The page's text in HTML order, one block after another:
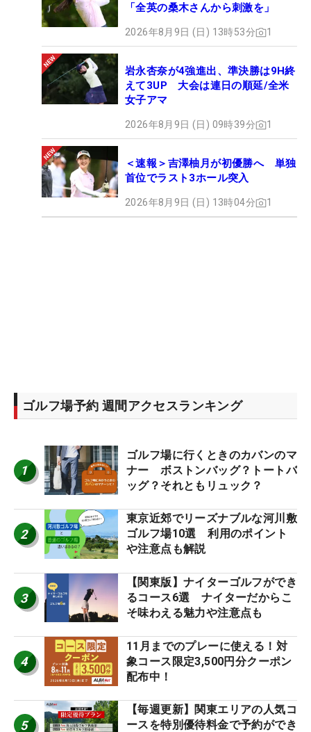
「全英の桑木さんから刺激を」
2026年8月9日 (日) 13時53分 1
岩永杏奈が4強進出、準決勝は9H終
えて3UP 大会は連日の順延/全米
女子アマ
2026年8月9日 (日) 09時39分 1
＜速報＞吉澤柚月が初優勝へ 単独
首位でラスト3ホール突入
2026年8月9日 (日) 13時04分 1
ゴルフ場予約 週間アクセスランキング
1
ゴルフ場に行くときのカバンのマ
ナー ボストンバッグ？トートバ
ッグ？それともリュック？
2
東京近郊でリーズナブルな河川敷
ゴルフ場10選 利用のポイント
や注意点も解説
3
【関東版】ナイターゴルフができ
るコース6選 ナイターだからこ
そ味わえる魅力や注意点も
4
11月までのプレーに使える！対
象コース限定3,500円分クーポン
配布中！
5
【毎週更新】関東エリアの人気コ
ースを特別優待料金で予約ができ